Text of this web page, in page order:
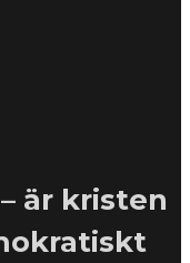
är kristen